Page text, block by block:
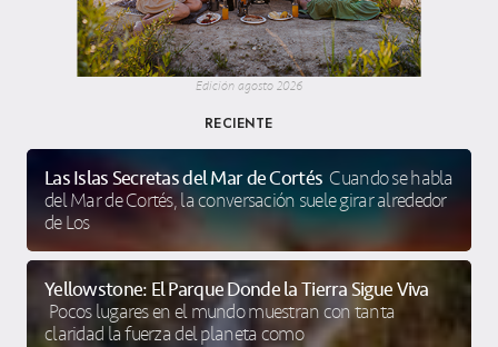
Edición agosto 2026
RECIENTE
Las Islas Secretas del Mar de Cortés Cuando se habla
del Mar de Cortés, la conversación suele girar alrededor
de Los
Yellowstone: El Parque Donde la Tierra Sigue Viva
Pocos lugares en el mundo muestran con tanta
claridad la fuerza del planeta como